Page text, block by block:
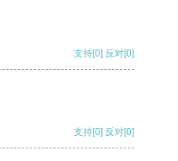
支持[0] 反对[0]
支持[0] 反对[0]